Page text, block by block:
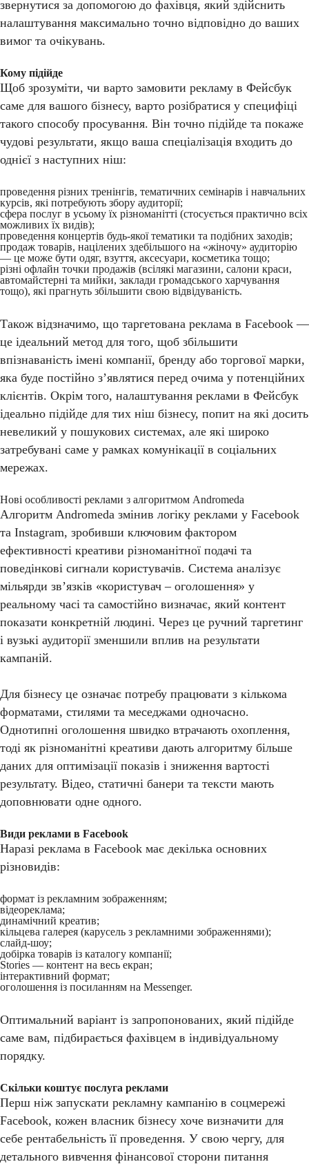
звернутися за допомогою до фахівця, який здійснить
налаштування максимально точно відповідно до ваших
вимог та очікувань.
Кому підійде
Щоб зрозуміти, чи варто замовити рекламу в Фейсбук
саме для вашого бізнесу, варто розібратися у специфіці
такого способу просування. Він точно підійде та покаже
чудові результати, якщо ваша спеціалізація входить до
однієї з наступних ніш:
проведення різних тренінгів, тематичних семінарів і навчальних
курсів, які потребують збору аудиторії;
сфера послуг в усьому їх різноманітті (стосується практично всіх
можливих їх видів);
проведення концертів будь-якої тематики та подібних заходів;
продаж товарів, націлених здебільшого на «жіночу» аудиторію
— це може бути одяг, взуття, аксесуари, косметика тощо;
різні офлайн точки продажів (всілякі магазини, салони краси,
автомайстерні та мийки, заклади громадського харчування
тощо), які прагнуть збільшити свою відвідуваність.
Також відзначимо, що таргетована реклама в Facebook —
це ідеальний метод для того, щоб збільшити
впізнаваність імені компанії, бренду або торгової марки,
яка буде постійно з’являтися перед очима у потенційних
клієнтів. Окрім того, налаштування реклами в Фейсбук
ідеально підійде для тих ніш бізнесу, попит на які досить
невеликий у пошукових системах, але які широко
затребувані саме у рамках комунікації в соціальних
мережах.
Нові особливості реклами з алгоритмом Andromeda
Алгоритм Andromeda змінив логіку реклами у Facebook
та Instagram, зробивши ключовим фактором
ефективності креативи різноманітної подачі та
поведінкові сигнали користувачів. Система аналізує
мільярди зв’язків «користувач – оголошення» у
реальному часі та самостійно визначає, який контент
показати конкретній людині. Через це ручний таргетинг
і вузькі аудиторії зменшили вплив на результати
кампаній.
Для бізнесу це означає потребу працювати з кількома
форматами, стилями та меседжами одночасно.
Однотипні оголошення швидко втрачають охоплення,
тоді як різноманітні креативи дають алгоритму більше
даних для оптимізації показів і зниження вартості
результату. Відео, статичні банери та тексти мають
доповнювати одне одного.
Види реклами в Facebook
Наразі реклама в Facebook має декілька основних
різновидів:
формат із рекламним зображенням;
відеореклама;
динамічний креатив;
кільцева галерея (карусель з рекламними зображеннями);
слайд-шоу;
добірка товарів із каталогу компанії;
Stories — контент на весь екран;
інтерактивний формат;
оголошення із посиланням на Messenger.
Оптимальний варіант із запропонованих, який підійде
саме вам, підбирається фахівцем в індивідуальному
порядку.
Скільки коштує послуга реклами
Перш ніж запускати рекламну кампанію в соцмережі
Facebook, кожен власник бізнесу хоче визначити для
себе рентабельність її проведення. У свою чергу, для
детального вивчення фінансової сторони питання